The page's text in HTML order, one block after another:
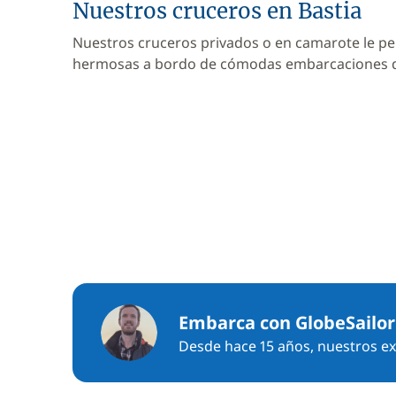
Nuestros cruceros en Bastia
Nuestros cruceros privados o en camarote le
hermosas a bordo de cómodas embarcaciones
Embarca con GlobeSailor
Desde hace 15 años, nuestros